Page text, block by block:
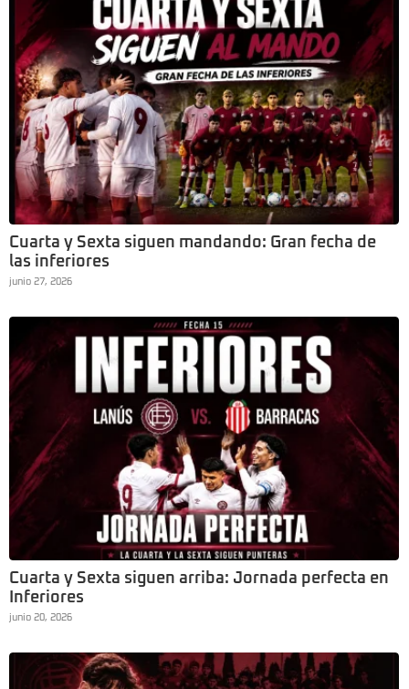
Cuarta y Sexta siguen mandando: Gran fecha de
las inferiores
junio 27, 2026
Cuarta y Sexta siguen arriba: Jornada perfecta en
Inferiores
junio 20, 2026